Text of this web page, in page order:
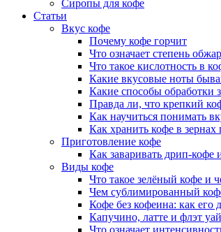
Сиропы для кофе
Статьи
Вкус кофе
Почему кофе горчит
Что означает степень
Что такое кислотность в
Какие вкусовые ноты
Какие способы обработки
Правда ли, что крепкий
Как научиться понимать
Как хранить кофе в
Приготовление кофе
Как заваривать дрип-кофе
Виды кофе
Что такое зелёный кофе и
Чем сублимированный
Кофе без кофеина: как его
Капучино, латте и флэт
Что означает